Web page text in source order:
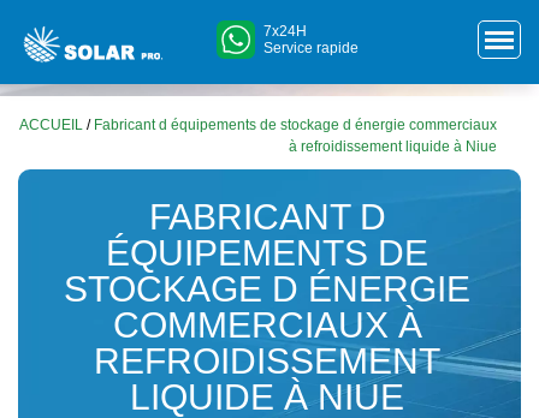
7x24H
Service rapide
ACCUEIL / Fabricant d équipements de stockage d énergie commerciaux
à refroidissement liquide à Niue
FABRICANT D
ÉQUIPEMENTS DE
STOCKAGE D ÉNERGIE
COMMERCIAUX À
REFROIDISSEMENT
LIQUIDE À NIUE